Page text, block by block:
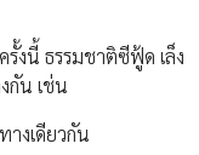
งนี้ ธรรมชาติซีฟู้ด เล็ง
กัน เช่น
งเดียวกัน